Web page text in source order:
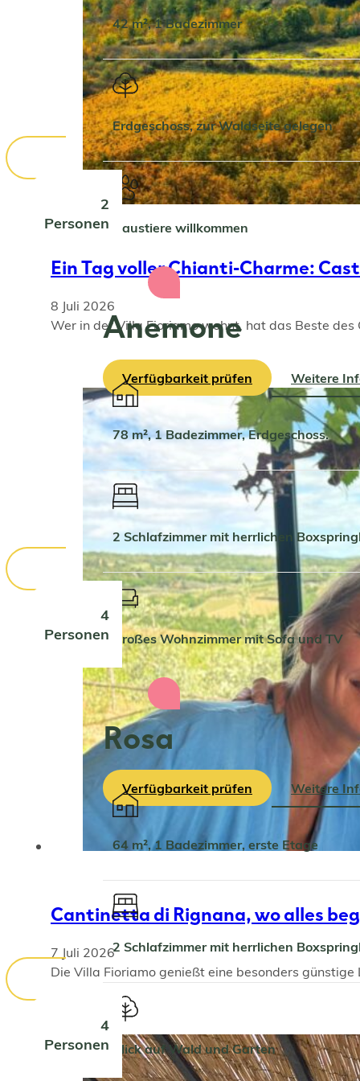
2
Personen
42 m², 1 Badezimmer
Erdgeschoss, zur Waldseite gelegen
Haustiere willkommen
Verfügbarkeit prüfen Weitere
4
Personen
Anemone
78 m², 1 Badezimmer, Erdgeschoss.
2 Schlafzimmer mit herrlichen
Großes Wohnzimmer mit Sofa und TV
Verfügbarkeit prüfen Weitere
4
Personen
Rosa
64 m², 1 Badezimmer, erste Etage
2 Schlafzimmer mit herrlichen
Blick auf Wald und Garten
Ein Tag voller Chianti-Charme:
8 Juli 2026
Wer in der Villa Fioriamo wohnt, hat das Beste
Cantinetta di Rignana, wo alles
7 Juli 2026
Die Villa Fioriamo genießt eine besonders